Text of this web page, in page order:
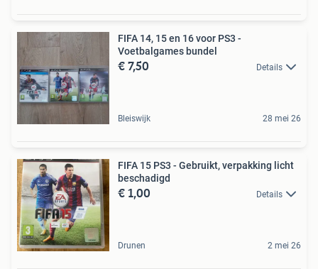
FIFA 14, 15 en 16 voor PS3 -
Voetbalgames bundel
€ 7,50 Details
Bleiswijk 28 mei 26
FIFA 15 PS3 - Gebruikt, verpakking licht
beschadigd
€ 1,00 Details
Drunen 2 mei 26